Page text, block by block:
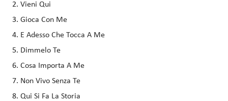
Vieni Qui
Gioca Con Me
E Adesso Che Tocca A Me
Dimmelo Te
Cosa Importa A Me
Non Vivo Senza Te
Qui Si Fa La Storia